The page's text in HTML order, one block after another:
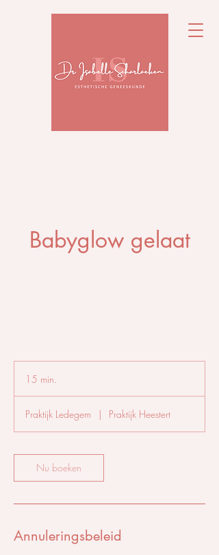
Babyglow gelaat
15 min.
i
n
Praktijk Ledegem | Praktijk Heestert
Nu boeken
Annuleringsbeleid